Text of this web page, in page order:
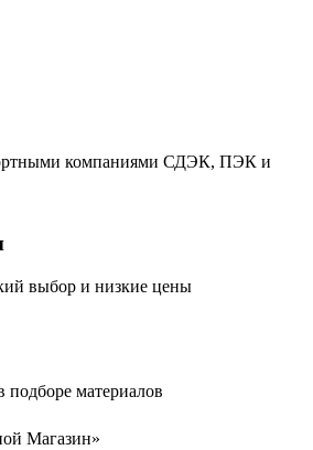
компаниями СДЭК, ПЭК и
выбор и низкие цены
материалов
Магазин»